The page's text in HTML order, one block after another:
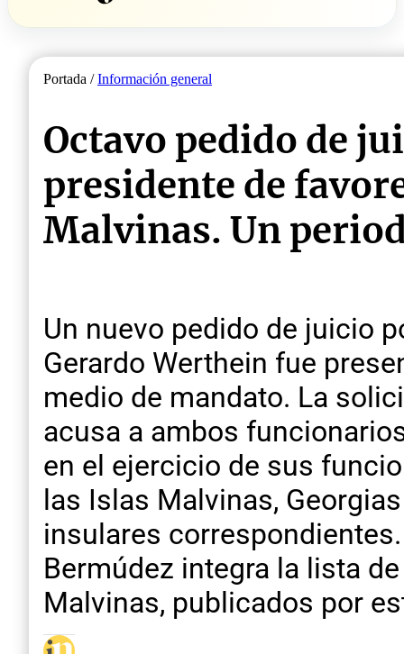
Portada /Información general
Octavo pedido de
presidente de
Malvinas. Un
Un nuevo pedido de juicio
Gerardo Werthein fue
medio de mandato. La
acusa a ambos
en el ejercicio de sus
las Islas Malvinas,
insulares
Bermúdez integra la lista
Malvinas, publicados por